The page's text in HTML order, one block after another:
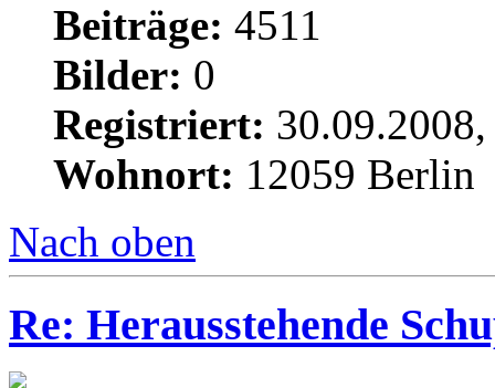
Beiträge: 4511
Bilder: 0
Registriert:
Wohnort: 12059 Berlin
Nach oben
Re: Herausstehende